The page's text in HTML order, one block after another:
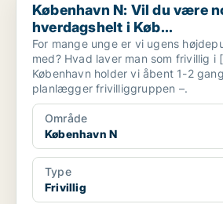
København N: Vil du være
hverdagshelt i Køb...
For mange unge er vi ugens
med? Hvad laver man som frivillig
København holder vi åbent 1-2
planlægger frivilliggruppen –.
Område
København N
Type
Frivillig